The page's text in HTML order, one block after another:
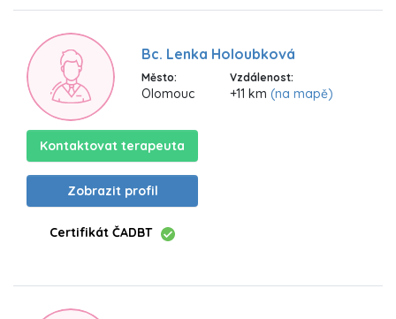
Bc. Lenka Holoubková
Město:
Olomouc
Vzdálenost:
+11 km (na mapě)
Kontaktovat terapeuta
Zobrazit profil
Certifikát ČADBT